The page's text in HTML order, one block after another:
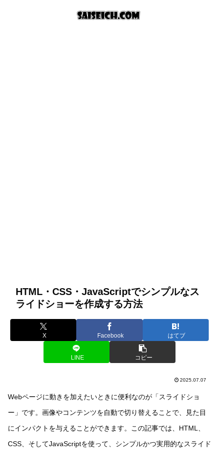
HTML・CSS・JavaScriptでシンプルなス
ライドショーを作成する方法
X Facebook はてブ
LINE コピー
2025.07.07
Webページに動きを加えたいときに便利なのが「スライドショ
ー」です。画像やコンテンツを自動で切り替えることで、見た目
にインパクトを与えることができます。この記事では、HTML、
CSS、そしてJavaScriptを使って、シンプルかつ実用的なスライド